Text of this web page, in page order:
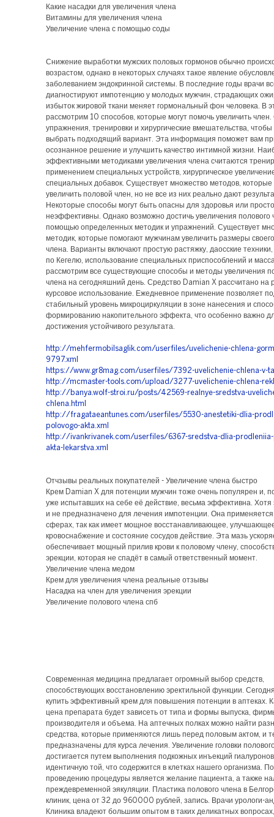
Какие насадки для увеличения члена
Витамины для увеличения члена
Увеличение члена с помощью соды
Снижение выработки мужских половых гормонов обычно
возрастом, однако в некоторых случаях такое явление
заболеванием эндокринной системы. В последние годы врачи
диагностируют импотенцию у молодых мужчин, страдающих
избыток жировой ткани меняет гормональный фон человека. В
рассмотрим 10 способов, которые могут помочь увеличить
упражнения, тренировки и хирургические вмешательства,
выбрать подходящий вариант. Эта информация поможет вам
осознанное решение и улучшить качество интимной жизни.
эффективными методиками увеличения члена считаются
применением специальных устройств, хирургическое
специальных добавок. Существует множество методов,
увеличить половой член, но не все из них реально дают
Некоторые способы могут быть опасны для здоровья или просто
неэффективны. Однако возможно достичь увеличения полового
помощью определенных методик и упражнений. Существует
методик, которые помогают мужчинам увеличить размеры
члена. Варианты включают простую растяжку, даосские техники,
по Кегелю, использование специальных приспособлений и
рассмотрим все существующие способы и методы увеличения
члена на сегодняшний день. Средство Damian X рассчитано на
курсовое использование. Ежедневное применение позволяет
стабильный уровень микроциркуляции в зоне нанесения и
формированию накопительного эффекта, что особенно важно
достижения устойчивого результата.
http://mehfermobilsaglik.com/userfiles/uvelichenie-chlena-
9797.xml
https://www.gr8mag.com/userfiles/7392-uvelichenie-chlena-v-
http://mcmaster-tools.com/upload/3277-uvelichenie-chlena-
http://banya.wolf-stroi.ru/posts/42569-realnye-sredstva-
chlena.html
http://fragataeantunes.com/userfiles/5530-anestetiki-dlia-
polovogo-akta.xml
http://ivankrivanek.com/userfiles/6367-sredstva-dlia-prodleniia-
akta-lekarstva.xml
Отчзывы реальных покупателей - Увеличение члена быстро
Крем Damian X для потенции мужчин тоже очень популярен и,
уже испытавших на себе её действие, весьма эффективна. Хотя
и не предназначено для лечения импотенции. Она
сферах, так как имеет мощное восстанавливающее,
кровоснабжение и состояние сосудов действие. Эта мазь
обеспечивает мощный прилив крови к половому члену,
эрекции, которая не спадёт в самый ответственный момент.
Увеличение члена медом
Крем для увеличения члена реальные отзывы
Насадка на член для увеличения эрекции
Увеличение полового члена спб
Современная медицина предлагает огромный выбор средств,
способствующих восстановлению эректильной функции.
купить эффективный крем для повышения потенции в аптеках.
цена препарата будет зависеть от типа и формы выпуска,
производителя и объема. На аптечных полках можно найти
средства, которые применяются лишь перед половым актом, и
предназначены для курса лечения. Увеличение головки
достигается путем выполнения подкожных инъекций
идентичную той, что содержится в клетках нашего организма.
проведению процедуры является желание пациента, а также
преждевременной эякуляции. Пластика полового члена в
клиник, цена от 32 до 960000 рублей, запись. Врачи урологи-
Клиника владеют большим опытом в таких деликатных вопросах,